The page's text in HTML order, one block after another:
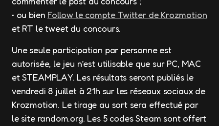
• ou bien Follow le compte Twitter de Krozmotion
et RT le tweet du concours.
Une seule participation par personne est
autorisée, le jeu n’est utilisable que sur PC, MAC
et STEAMPLAY. Les résultats seront publiés le
vendredi 8 juillet à 21h sur les réseaux sociaux de
Krozmotion. Le tirage au sort sera effectué par
le site random.org. Les 5 codes Steam sont offert